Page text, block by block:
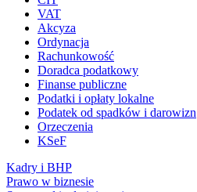
VAT
Akcyza
Ordynacja
Rachunkowość
Doradca podatkowy
Finanse publiczne
Podatki i opłaty lokalne
Podatek od spadków i darowizn
Orzeczenia
KSeF
Kadry i BHP
Prawo w biznesie